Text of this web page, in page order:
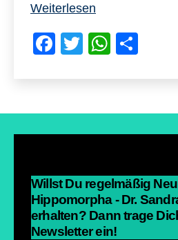
Weiterlesen
und
Professor
–
unseres
F
e
b
o
k
T
er
W
s
A
p
n
Willst Du regelmäßig
Hippomorpha - Dr.
erhalten? Dann trage
Newsletter ein!